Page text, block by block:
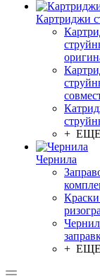
Картриджи
+ ЕЩЕ
Чернила
+ ЕЩЕ